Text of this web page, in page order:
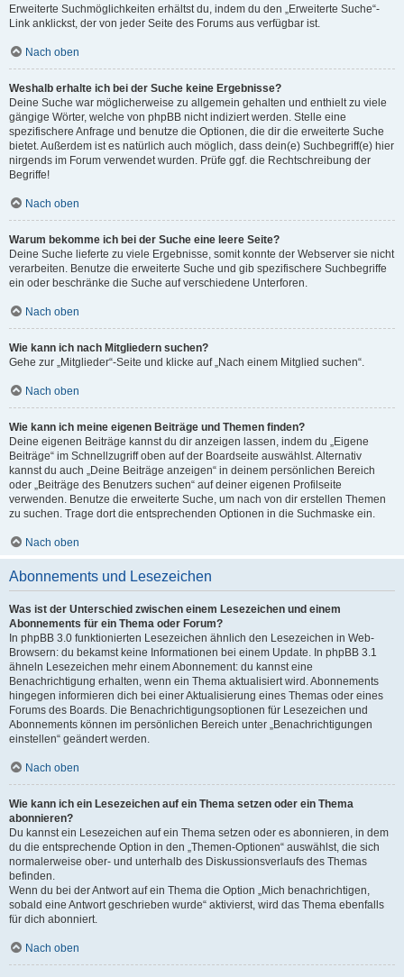
Erweiterte Suchmöglichkeiten erhältst du, indem du den „Erweiterte Suche“-
Link anklickst, der von jeder Seite des Forums aus verfügbar ist.
Nach oben
Weshalb erhalte ich bei der Suche keine Ergebnisse?
Deine Suche war möglicherweise zu allgemein gehalten und enthielt zu viele
gängige Wörter, welche von phpBB nicht indiziert werden. Stelle eine
spezifischere Anfrage und benutze die Optionen, die dir die erweiterte Suche
bietet. Außerdem ist es natürlich auch möglich, dass dein(e) Suchbegriff(e) hier
nirgends im Forum verwendet wurden. Prüfe ggf. die Rechtschreibung der
Begriffe!
Nach oben
Warum bekomme ich bei der Suche eine leere Seite?
Deine Suche lieferte zu viele Ergebnisse, somit konnte der Webserver sie nicht
verarbeiten. Benutze die erweiterte Suche und gib spezifischere Suchbegriffe
ein oder beschränke die Suche auf verschiedene Unterforen.
Nach oben
Wie kann ich nach Mitgliedern suchen?
Gehe zur „Mitglieder“-Seite und klicke auf „Nach einem Mitglied suchen“.
Nach oben
Wie kann ich meine eigenen Beiträge und Themen finden?
Deine eigenen Beiträge kannst du dir anzeigen lassen, indem du „Eigene
Beiträge“ im Schnellzugriff oben auf der Boardseite auswählst. Alternativ
kannst du auch „Deine Beiträge anzeigen“ in deinem persönlichen Bereich
oder „Beiträge des Benutzers suchen“ auf deiner eigenen Profilseite
verwenden. Benutze die erweiterte Suche, um nach von dir erstellen Themen
zu suchen. Trage dort die entsprechenden Optionen in die Suchmaske ein.
Nach oben
Abonnements und Lesezeichen
Was ist der Unterschied zwischen einem Lesezeichen und einem
Abonnements für ein Thema oder Forum?
In phpBB 3.0 funktionierten Lesezeichen ähnlich den Lesezeichen in Web-
Browsern: du bekamst keine Informationen bei einem Update. In phpBB 3.1
ähneln Lesezeichen mehr einem Abonnement: du kannst eine
Benachrichtigung erhalten, wenn ein Thema aktualisiert wird. Abonnements
hingegen informieren dich bei einer Aktualisierung eines Themas oder eines
Forums des Boards. Die Benachrichtigungsoptionen für Lesezeichen und
Abonnements können im persönlichen Bereich unter „Benachrichtigungen
einstellen“ geändert werden.
Nach oben
Wie kann ich ein Lesezeichen auf ein Thema setzen oder ein Thema
abonnieren?
Du kannst ein Lesezeichen auf ein Thema setzen oder es abonnieren, in dem
du die entsprechende Option in den „Themen-Optionen“ auswählst, die sich
normalerweise ober- und unterhalb des Diskussionsverlaufs des Themas
befinden.
Wenn du bei der Antwort auf ein Thema die Option „Mich benachrichtigen,
sobald eine Antwort geschrieben wurde“ aktivierst, wird das Thema ebenfalls
für dich abonniert.
Nach oben